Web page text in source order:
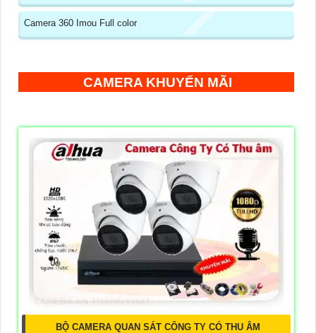
Camera 360 Imou Full color
CAMERA KHUYẾN MÃI
BỘ CAMERA QUAN SÁT CÔNG TY CÓ THU ÂM